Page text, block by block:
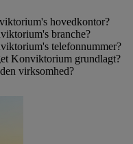
hovedkontor?
branche?
telefonnummer?
Konviktorium grundlagt?
virksomhed?